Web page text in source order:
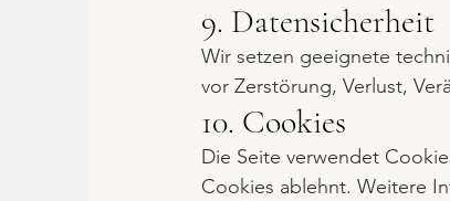
9. Datensicherheit
Wir setzen geeignete
vor Zerstörung, Verlust,
10. Cookies
Die Seite verwendet
Cookies ablehnt. Weitere